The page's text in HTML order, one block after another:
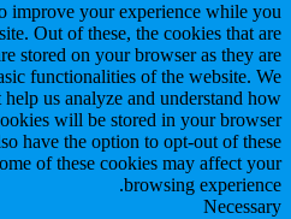
improve your experience while you
Out of these, the cookies that are
stored on your browser as they are
functionalities of the website. We
us analyze and understand how
will be stored in your browser
have the option to opt-out of these
of these cookies may affect your
browsing experience.
Necessary